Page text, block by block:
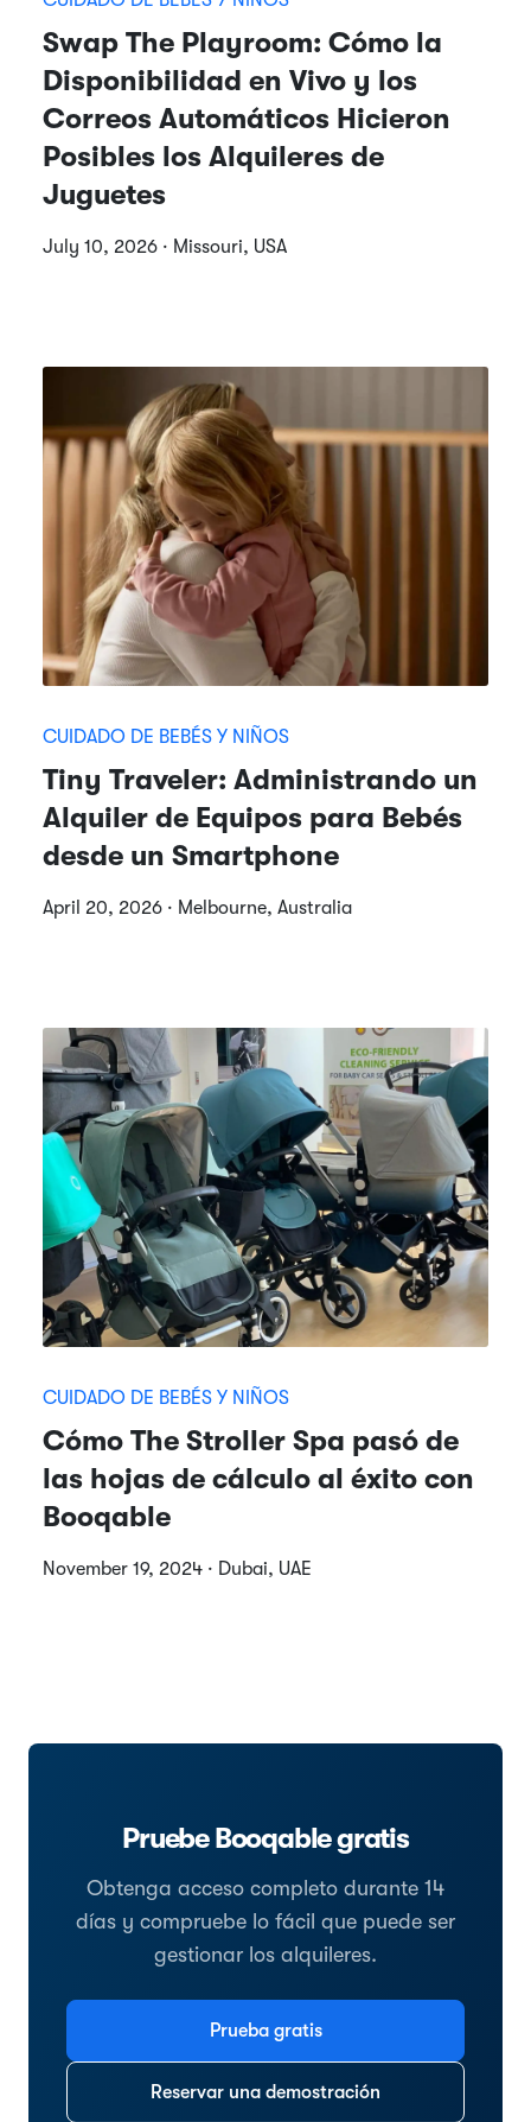
Swap The Playroom: Cómo la
Disponibilidad en Vivo y los
Correos Automáticos Hicieron
Posibles los Alquileres de
Juguetes
July 10, 2026 · Missouri, USA
CUIDADO DE BEBÉS Y NIÑOS
Tiny Traveler: Administrando un
Alquiler de Equipos para Bebés
desde un Smartphone
April 20, 2026 · Melbourne, Australia
CUIDADO DE BEBÉS Y NIÑOS
Cómo The Stroller Spa pasó de
las hojas de cálculo al éxito con
Booqable
November 19, 2024 · Dubai, UAE
Pruebe Booqable gratis
Obtenga acceso completo durante 14
días y compruebe lo fácil que puede ser
gestionar los alquileres.
Prueba gratis
Reservar una demostración